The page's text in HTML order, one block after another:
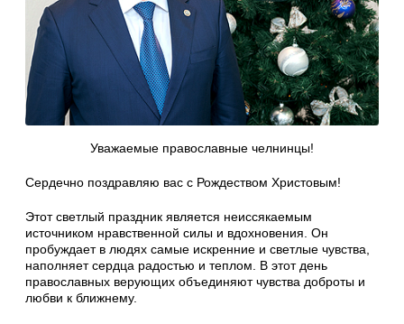
Уважаемые православные челнинцы!
Сердечно поздравляю вас с Рождеством Христовым!
Этот светлый праздник является неиссякаемым
источником нравственной силы и вдохновения. Он
пробуждает в людях самые искренние и светлые чувства,
наполняет сердца радостью и теплом. В этот день
православных верующих объединяют чувства доброты и
любви к ближнему.